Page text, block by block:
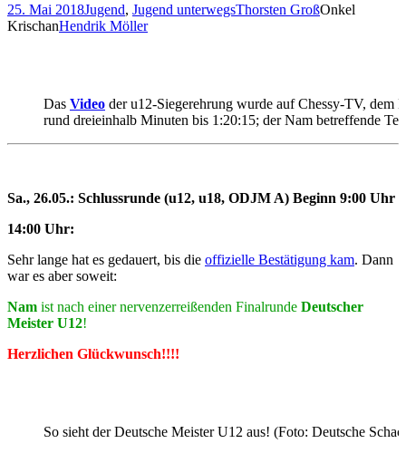
25. Mai 2018Jugend, Jugend unterwegsThorsten GroßOnkel
KrischanHendrik Möller
Das Video der u12-Siegerehrung wurde auf Chessy-TV, dem
rund dreieinhalb Minuten bis 1:20:15; der Nam betreffende
Sa., 26.05.: Schlussrunde (u12, u18, ODJM A) Beginn 9:00 Uhr
14:00 Uhr:
Sehr lange hat es gedauert, bis die offizielle Bestätigung kam. Dann
war es aber soweit:
Nam ist nach einer nervenzerreißenden Finalrunde Deutscher
Meister U12!
Herzlichen Glückwunsch!!!!
So sieht der Deutsche Meister U12 aus! (Foto: Deutsche